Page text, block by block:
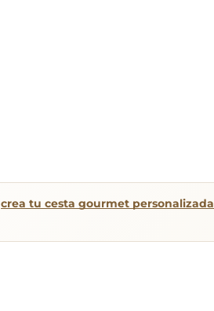
crea tu cesta gourmet personalizada